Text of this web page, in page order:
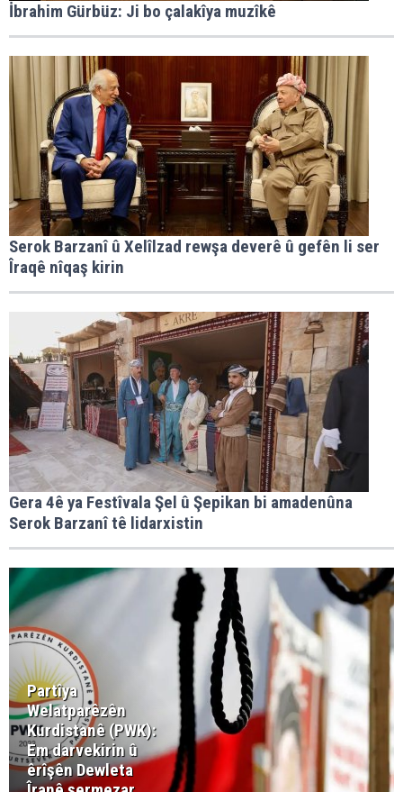
İbrahim Gürbüz: Ji bo çalakîya muzîkê
Serok Barzanî û Xelîlzad rewşa deverê û gefên li ser
Îraqê nîqaş kirin
Gera 4ê ya Festîvala Şel û Şepikan bi amadenûna
Serok Barzanî tê lidarxistin
Partîya
Welatparêzên
Kurdistanê (PWK):
Em darvekirin û
êrîşên Dewleta